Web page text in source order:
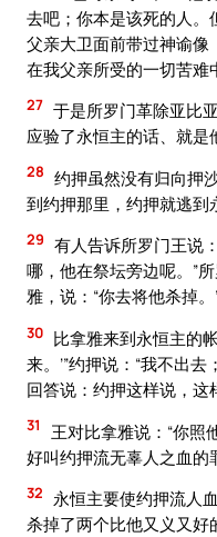
去吧；你本是该死的人
父亲大卫面前带过神谕像
在我父亲所受的一切苦难
27 于是所罗门革除亚比
应验了永恒主的话、就是
28 约押虽然没有归向押
到约押那里，约押就逃到
29 有人告诉所罗门王说
哪，他在祭坛旁边呢。”
雅，说：“你去将他杀掉。
30 比拿雅来到永恒主的
来。’”约押说：“我不出
回答说：约押这样说，这
31
王对比拿雅说：“你照
好叫约押流无辜人之血的
32
永恒主要使约押流人
杀掉了两个比他又义又好